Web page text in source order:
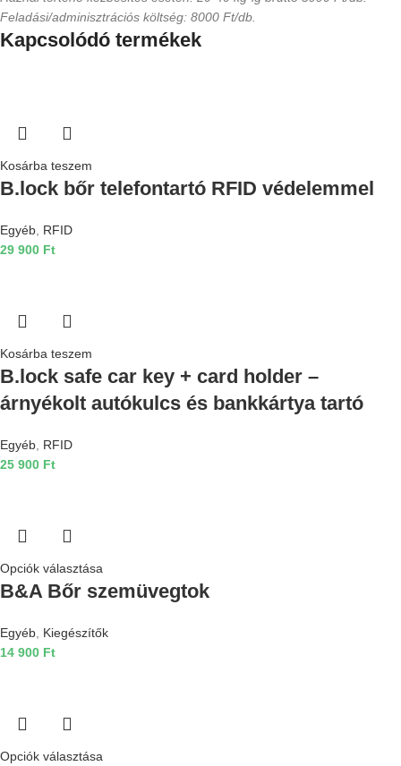
Feladási/adminisztrációs költség: 8000 Ft/db.
Kapcsolódó termékek
Kosárba teszem
B.lock bőr telefontartó RFID védelemmel
Egyéb RFID
29 900 Ft
Kosárba teszem
B.lock safe car key + card holder –
árnyékolt autókulcs és bankkártya tartó
Egyéb RFID
25 900 Ft
Opciók választása
B&A Bőr szemüvegtok
Egyéb Kiegészítők
14 900 Ft
Opciók választása